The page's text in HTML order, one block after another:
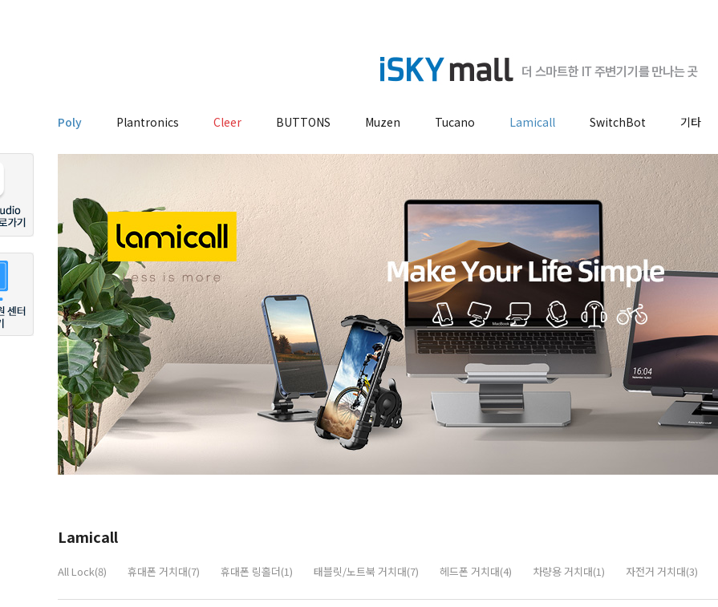
Poly Plantronics Cleer BUTTONS Muzen Tucano Lamicall SwitchBot 기타
Lamicall
All Lock(8) 휴대폰 거치대(7) 휴대폰 링홀더(1) 태블릿/노트북 거치대(7) 헤드폰 거치대(4) 차량용 거치대(1) 자전거 거치대(3)